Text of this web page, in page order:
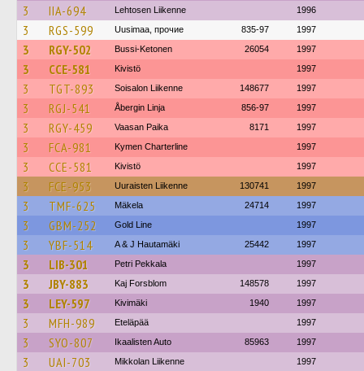
3 IIA-694 Lehtosen Liikenne 1996
3 RGS-599 Uusimaa, прочие 835-97 1997
3 RGY-502 Bussi-Ketonen 26054 1997
3 CCE-581 Kivistö 1997
3 TGT-893 Soisalon Liikenne 148677 1997
3 RGJ-541 Åbergin Linja 856-97 1997
3 RGY-459 Vaasan Paika 8171 1997
3 FCA-981 Kymen Charterline 1997
3 CCE-581 Kivistö 1997
3 FCE-953 Uuraisten Liikenne 130741 1997
3 TMF-625 Mäkela 24714 1997
3 GBM-252 Gold Line 1997
3 YBF-514 A & J Hautamäki 25442 1997
3 LIB-301 Petri Pekkala 1997
3 JBY-883 Kaj Forsblom 148578 1997
3 LEY-597 Kivimäki 1940 1997
3 MFH-989 Eteläpää 1997
3 SYO-807 Ikaalisten Auto 85963 1997
3 UAI-703 Mikkolan Liikenne 1997